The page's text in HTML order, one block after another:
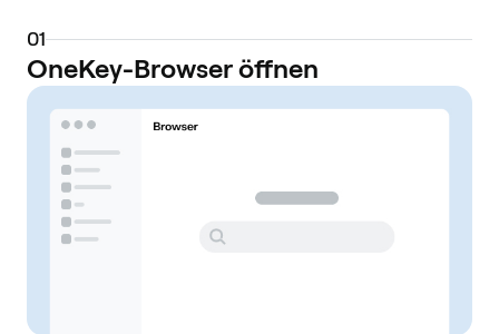
01
OneKey-Browser öffnen